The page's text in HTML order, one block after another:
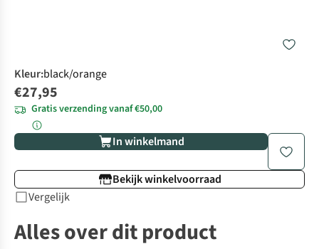
Kleur:black/orange
€27,95
Gratis verzending vanaf €50,00
In winkelmand
Bekijk winkelvoorraad
Vergelijk
Alles over dit product